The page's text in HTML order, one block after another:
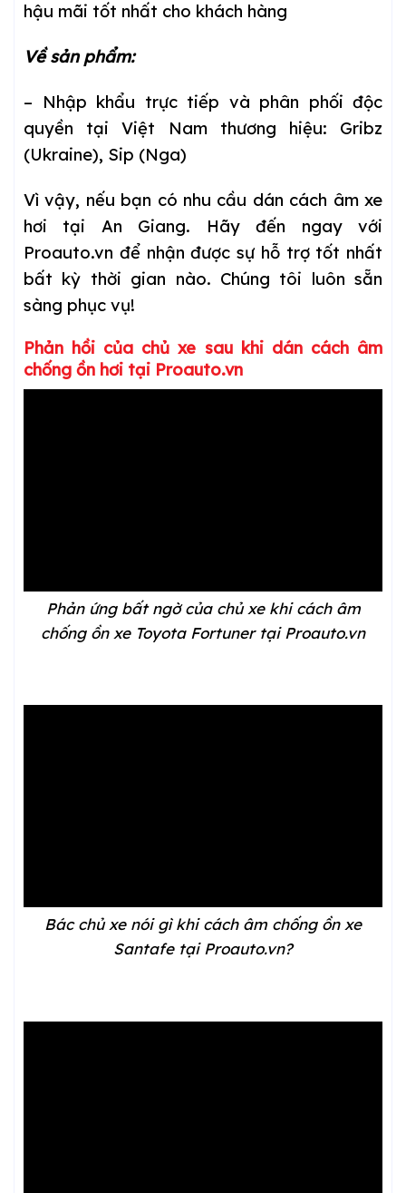
hậu mãi tốt nhất cho khách hàng
Về sản phẩm:
– Nhập khẩu trực tiếp và phân phối độc
quyền tại Việt Nam thương hiệu: Gribz
(Ukraine), Sip (Nga)
Vì vậy, nếu bạn có nhu cầu dán cách âm xe
hơi tại An Giang. Hãy đến ngay với
Proauto.vn để nhận được sự hỗ trợ tốt nhất
bất kỳ thời gian nào. Chúng tôi luôn sẵn
sàng phục vụ!
Phản hồi của chủ xe sau khi dán cách âm
chống ồn hơi tại Proauto.vn
Phản ứng bất ngờ của chủ xe khi cách âm
chống ồn xe Toyota Fortuner tại Proauto.vn
Bác chủ xe nói gì khi cách âm chống ồn xe
Santafe tại Proauto.vn?